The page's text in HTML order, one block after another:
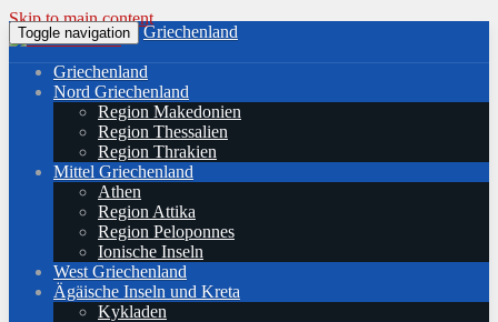
Skip to main content
Toggle navigation Griechenland
Griechenland
Nord Griechenland
Region Makedonien
Region Thessalien
Region Thrakien
Mittel Griechenland
Athen
Region Attika
Region Peloponnes
Ionische Inseln
West Griechenland
Ägäische Inseln und Kreta
Kykladen